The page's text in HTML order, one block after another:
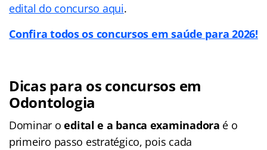
edital do concurso aqui.
Confira todos os concursos em saúde para 2026!
Dicas para os concursos em
Odontologia
Dominar oedital e a banca examinadora é o
primeiro passo estratégico, pois cada